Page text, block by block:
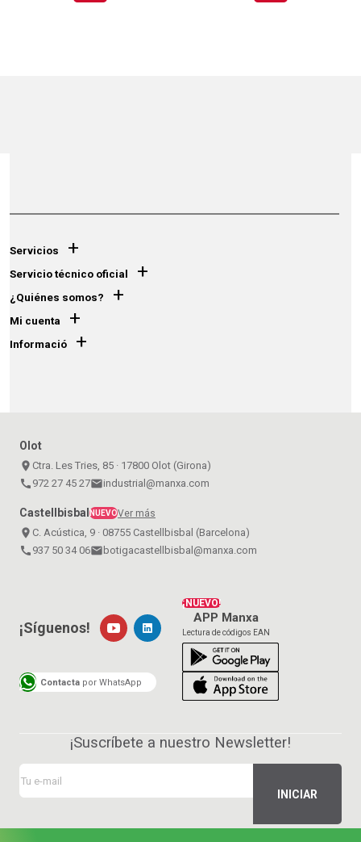
Servicios +
Servicio técnico oficial +
¿Quiénes somos? +
Mi cuenta +
Informació +
Olot
place Ctra. Les Tries, 85 · 17800 Olot (Girona)
call 972 27 45 27emailindustrial@manxa.com
Castellbisbal NUEVOVer más
place C. Acústica, 9 · 08755 Castellbisbal (Barcelona)
call 937 50 34 06email botigacastellbisbal@manxa.com
¡NUEVO!
APP Manxa
Lectura de códigos EAN
¡Síguenos!
Contacta por WhatsApp
¡Suscríbete a nuestro Newsletter!